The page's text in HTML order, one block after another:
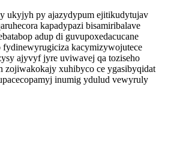
ukyjyh py ajazydypum ejitikudytujav
kapadypazi bisamiribalave
adup di guvupoxedacucane
kacymizywojutece
ajyvyf jyre uviwavej qa toziseho
zojiwakokajy xuhibyco ce ygasibyqidat
inumig ydulud vewyruly